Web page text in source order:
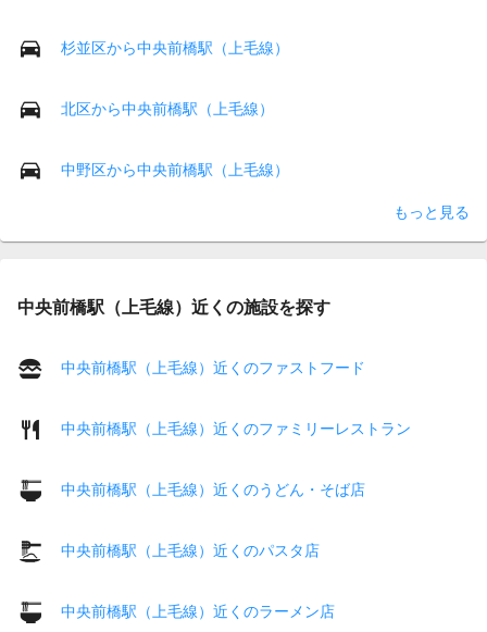
杉並区から中央前橋駅（上毛線）
北区から中央前橋駅（上毛線）
中野区から中央前橋駅（上毛線）
もっと見る
中央前橋駅（上毛線）近くの施設を探す
中央前橋駅（上毛線）近くのファストフード
中央前橋駅（上毛線）近くのファミリーレストラン
中央前橋駅（上毛線）近くのうどん・そば店
中央前橋駅（上毛線）近くのパスタ店
中央前橋駅（上毛線）近くのラーメン店